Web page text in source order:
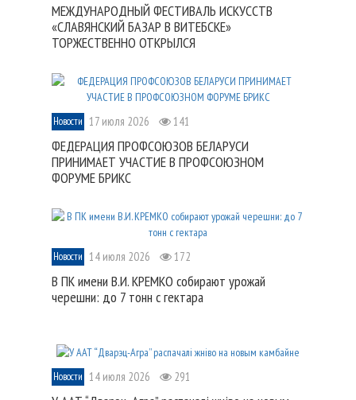
МЕЖДУНАРОДНЫЙ ФЕСТИВАЛЬ ИСКУССТВ
«СЛАВЯНСКИЙ БАЗАР В ВИТЕБСКЕ»
ТОРЖЕСТВЕННО ОТКРЫЛСЯ
Новости 17 июля 2026 141
ФЕДЕРАЦИЯ ПРОФСОЮЗОВ БЕЛАРУСИ
ПРИНИМАЕТ УЧАСТИЕ В ПРОФСОЮЗНОМ
ФОРУМЕ БРИКС
Новости 14 июля 2026 172
В ПК имени В.И. КРЕМКО собирают урожай
черешни: до 7 тонн с гектара
Новости 14 июля 2026 291